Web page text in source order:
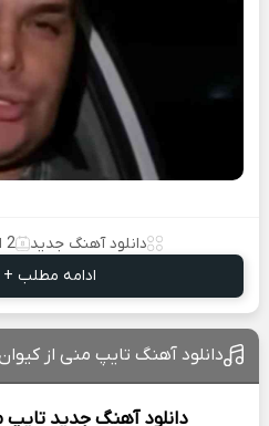
دانلود آهنگ جدید 2 اکتبر 2025
ادامه مطلب +
دانلود آهنگ تایپ منی از
دانلود آهنگ جدید تایپ